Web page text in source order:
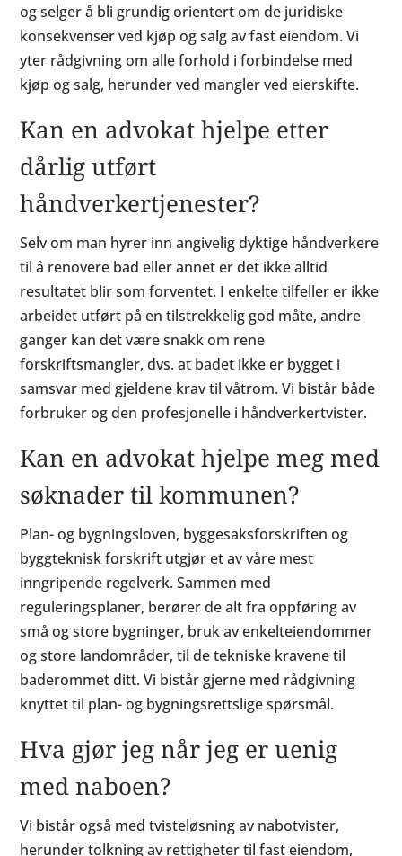
og selger å bli grundig orientert om de juridiske
konsekvenser ved kjøp og salg av fast eiendom. Vi
yter rådgivning om alle forhold i forbindelse med
kjøp og salg, herunder ved mangler ved eierskifte.
Kan en advokat hjelpe etter
dårlig utført
håndverkertjenester?
Selv om man hyrer inn angivelig dyktige håndverkere
til å renovere bad eller annet er det ikke alltid
resultatet blir som forventet. I enkelte tilfeller er ikke
arbeidet utført på en tilstrekkelig god måte, andre
ganger kan det være snakk om rene
forskriftsmangler, dvs. at badet ikke er bygget i
samsvar med gjeldene krav til våtrom. Vi bistår både
forbruker og den profesjonelle i håndverkertvister.
Kan en advokat hjelpe meg med
søknader til kommunen?
Plan- og bygningsloven, byggesaksforskriften og
byggteknisk forskrift utgjør et av våre mest
inngripende regelverk. Sammen med
reguleringsplaner, berører de alt fra oppføring av
små og store bygninger, bruk av enkelteiendommer
og store landområder, til de tekniske kravene til
baderommet ditt. Vi bistår gjerne med rådgivning
knyttet til plan- og bygningsrettslige spørsmål.
Hva gjør jeg når jeg er uenig
med naboen?
Vi bistår også med tvisteløsning av nabotvister,
herunder tolkning av rettigheter til fast eiendom,